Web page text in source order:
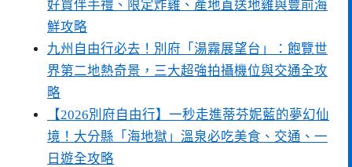
好買伴手禮、限定炸雞、產地直送地雞與豐前海
鮮攻略
九州自由行必去！別府「湯霧展望台」：飽覽世
界第二地熱奇景，三大超強拍攝機位與交通全攻
略
【2026別府自由行】一秒走進蒂芬妮藍的夢幻仙
境！大分縣「海地獄」溫泉必吃美食、交通、一
日遊全攻略